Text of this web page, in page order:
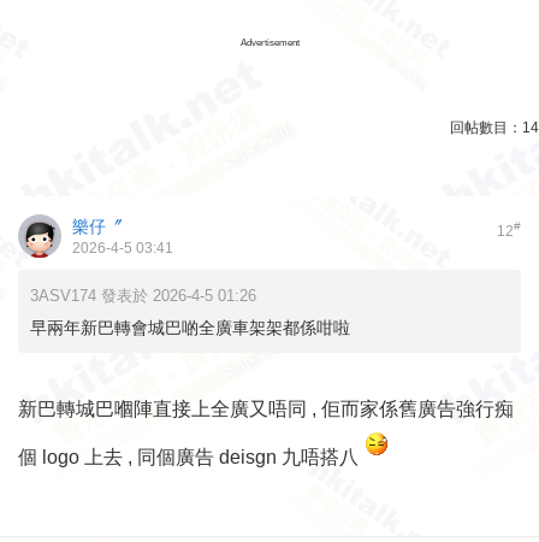
Advertisement
回帖數目： 14
12#
樂仔〞
2026-4-5 03:41
3ASV174 發表於 2026-4-5 01:26
早兩年新巴轉會城巴啲全廣車架架都係咁啦
新巴轉城巴嗰陣直接上全廣又唔同 , 佢而家係舊廣告強行痴
個 logo 上去 , 同個廣告 deisgn 九唔搭八